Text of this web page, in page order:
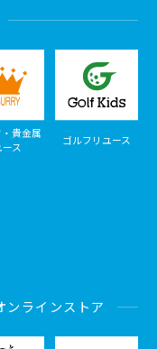
貴金属
ース
ゴルフリユース
ンラインストア